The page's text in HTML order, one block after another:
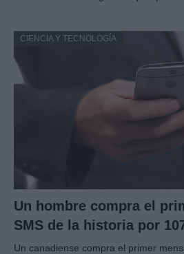
CIENCIA Y TECNOLOGÍA
Un hombre compra el
SMS de la historia por
Un canadiense compra el primer